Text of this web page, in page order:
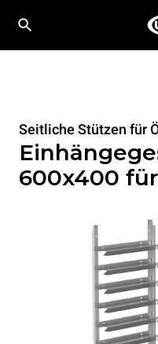
Seitliche Stützen für
600x400